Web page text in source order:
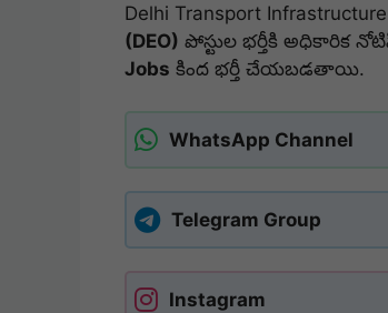
Delhi Transport
(DEO) పోస్టుల భర్తీకి అధికారిక
Jobs కింద భర్తీ చేయబడతాయి.
WhatsApp Channel
Telegram Group
Instagram